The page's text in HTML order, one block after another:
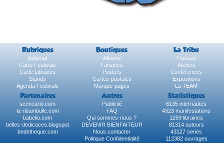
Rubriques Boutiques La Tribu
Éditorial Albums
Travaux
Carte Festivals
Fanzines
Ateliers
Carte Libraires
Posters
Conférences
Stands
Cartes-postales
Expositions
Agenda Festivals
Marque-pages La TEAM
Partenaires Autres Statistiques
sceneario.com Publicité
6135 internautes
la-ribambulle.com
FAQ
4323 manifestations
babelio.com
Qui sommes-nous ?
1259 librairies
belles-dedicaces.blogspot
DEVENIR BIENFAITEUR
81314 auteurs
bedetheque.com
Nous contacter
43127 series
Politique Confidentialité
112382 ouvrages